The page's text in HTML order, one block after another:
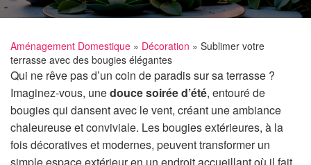
Aménagement Domestique » Décoration » Sublimer votre
terrasse avec des bougies élégantes
Qui ne rêve pas d’un coin de paradis sur sa terrasse ?
Imaginez-vous, unedouce soirée d’été, entouré de
bougies qui dansent avec le vent, créant une ambiance
chaleureuse et conviviale. Les bougies extérieures, à la
fois décoratives et modernes, peuvent transformer un